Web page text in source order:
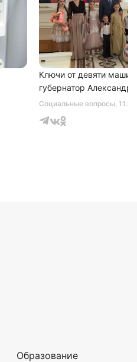
Социальные вопросы,
Ключи от девяти машин
губернатор Александр
вы
конфиденциальности
Образование